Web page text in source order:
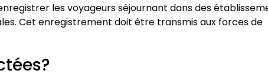
les voyageurs séjournant dans des
Cet enregistrement doit être transmis aux forces de